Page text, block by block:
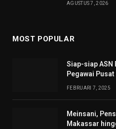
AGUSTUS 7, 2026
MOST POPULAR
Siap-siap ASN
Pegawai Pusat
FEBRUARI 7, 2025
Meinsani,
Makassar